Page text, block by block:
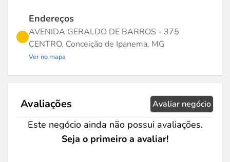
Endereços
AVENIDA GERALDO DE BARROS - 375
CENTRO, Conceição de Ipanema, MG
Ver no mapa
Avaliações Avaliar negócio
Este negócio ainda não possui avaliações.
Seja o primeiro a avaliar!